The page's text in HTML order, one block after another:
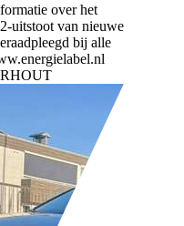
over het
uitstoot van nieuwe
bij alle